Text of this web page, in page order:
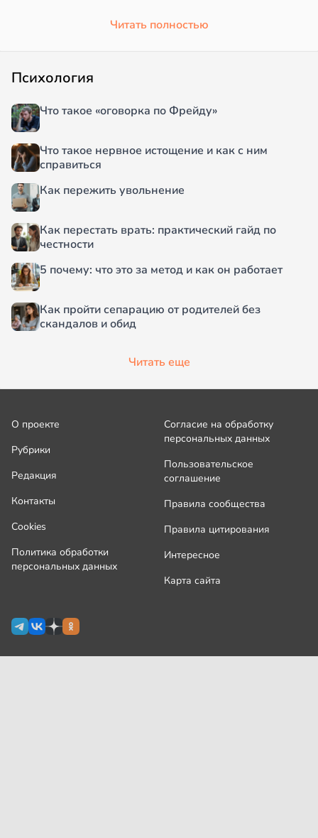
Читать полностью
Психология
Что такое «оговорка по Фрейду»
Что такое нервное истощение и как с ним
справиться
Как пережить увольнение
Как перестать врать: практический гайд по
честности
5 почему: что это за метод и как он работает
Как пройти сепарацию от родителей без
скандалов и обид
Читать еще
О проекте
Рубрики
Редакция
Контакты
Cookies
Политика обработки
персональных данных
Согласие на обработку
персональных данных
Пользовательское
соглашение
Правила сообщества
Правила цитирования
Интересное
Карта сайта